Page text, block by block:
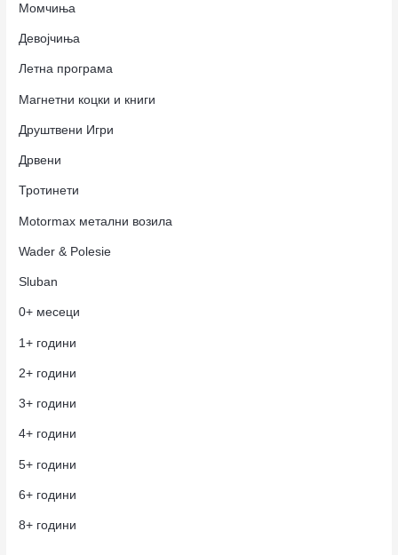
Момчиња
Девојчиња
Летна програма
Магнетни коцки и книги
Друштвени Игри
Дрвени
Тротинети
Motormax метални возила
Wader & Polesie
Sluban
0+ месеци
1+ години
2+ години
3+ години
4+ години
5+ години
6+ години
8+ години